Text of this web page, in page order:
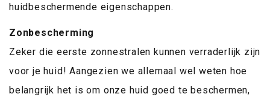
huidbeschermende eigenschappen.
Zonbescherming
Zeker die eerste zonnestralen kunnen verraderlijk zijn
voor je huid! Aangezien we allemaal wel weten hoe
belangrijk het is om onze huid goed te beschermen,